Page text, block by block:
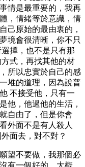
情是最重要的，我再
，情緒等於意識，情
己原始的最由衷的，
境會很清晰，你不只
擇，也不是只有那
式，再找其他的材
所以忠實於自己的感
堆的道理，因為說普
不接受他，只有一
他，他過他的生活，
自由了，但是你會
外面不是有人殺人
面去，對不對？
望不要做，我那個必